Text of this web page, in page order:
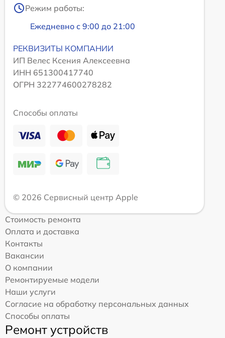
Режим работы:
Ежедневно с 9:00 до 21:00
РЕКВИЗИТЫ КОМПАНИИ
ИП Велес Ксения Алексеевна
ИНН 651300417740
ОГРН 322774600278282
Способы оплаты
© 2026 Сервисный центр Apple
Стоимость ремонта
Оплата и доставка
Контакты
Вакансии
О компании
Ремонтируемые модели
Наши услуги
Согласие на обработку персональных данных
Способы оплаты
Ремонт устройств